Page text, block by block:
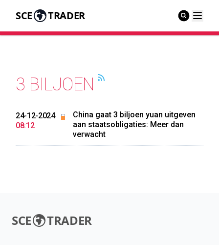
SCE TRADER
3 BILJOEN
24-12-2024
08:12
China gaat 3 biljoen yuan uitgeven
aan staatsobligaties: Meer dan
verwacht
SCE TRADER